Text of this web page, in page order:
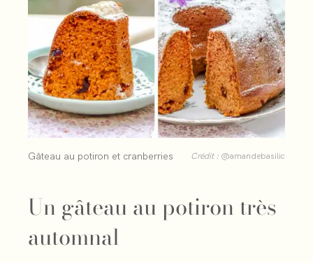
Gâteau au potiron et cranberries Crédit : @amandebasilic
Un gâteau au potiron très
automnal